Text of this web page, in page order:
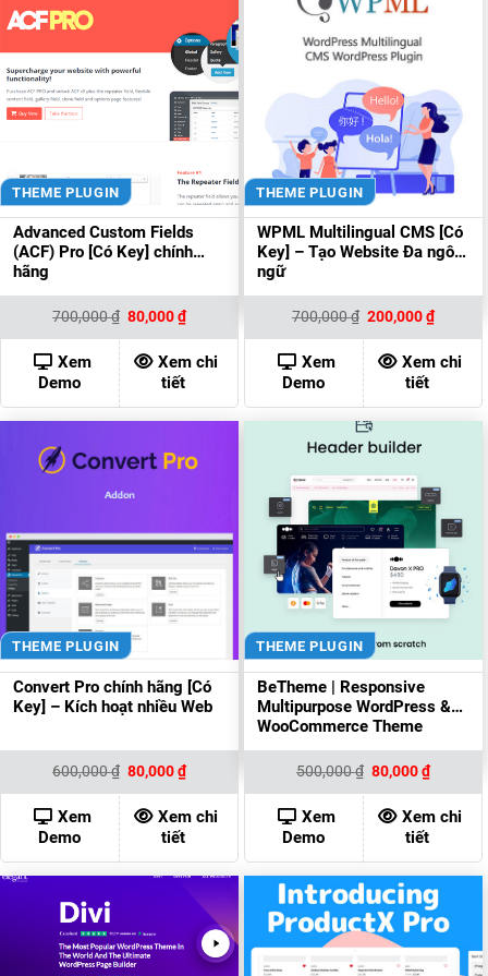
THEME PLUGIN
Advanced Custom Fields
(ACF) Pro [Có Key] chính
hãng
700,000₫ Giá
gốc
là:
700,000 ₫.
80,000₫Giá
hiện
tại
là:
80,000 ₫.
Xem
Demo
Xem chi
tiết
THEME PLUGIN
WPML Multilingual CMS [Có
Key] – Tạo Website Đa ngôn
ngữ
700,000₫ Giá
là:
700,000 ₫.
200,000₫Giá
hiện
tại
là:
Xem
Demo
Xem chi
tiết
THEME PLUGIN
Convert Pro chính hãng [Có
Key] – Kích hoạt nhiều Web
600,000₫ Giá
gốc
là:
600,000 ₫.
80,000₫Giá
hiện
tại
là:
80,000 ₫.
Xem
Demo
Xem chi
tiết
THEME PLUGIN
BeTheme | Responsive
Multipurpose WordPress &
WooCommerce Theme
500,000₫ Giá
gốc
là:
500,000 ₫.
80,000₫Giá
hiện
tại
là:
80,000
Xem
Demo
Xem chi
tiết